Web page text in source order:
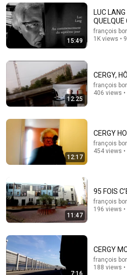
James Talarico SLAMS Ken
ON AIR
New 215K views
Stranded in an airport for 18
Jamy - Epicurieux
431K views
15:49
LUC
QUELQUE
françois
1K views •
12:25
CERGY,
françois
406 views
12:17
CERGY
françois
454 views
11:47
95 FOIS
françois
196 views
7:16
CERGY
françois
188 views